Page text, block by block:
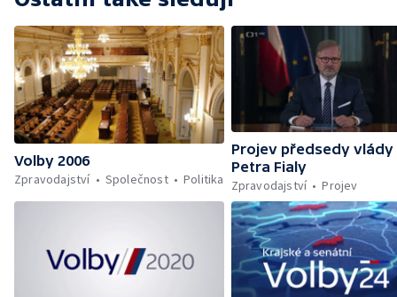
Volby 2006
Zpravodajství
Společnost Politika
Projev předsedy vlády
Petra Fialy
Zpravodajství
Projev